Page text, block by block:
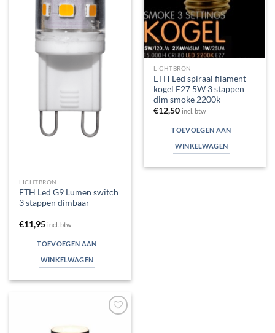
LICHTBRON
ETH Led G9 Lumen switch
3 stappen dimbaar
€11,95 incl. btw
TOEVOEGEN AAN
WINKELWAGEN
LICHTBRON
ETH Led spiraal filament
kogel E27 5W 3 stappen
dim smoke 2200k
€12,50 incl. btw
TOEVOEGEN AAN
WINKELWAGEN